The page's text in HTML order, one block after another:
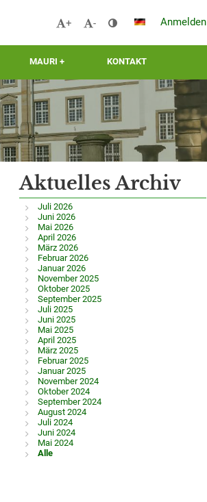
+ - Anmelden
MAURI + KONTAKT
Aktuelles Archiv
Juli 2026
Juni 2026
Mai 2026
April 2026
März 2026
Februar 2026
Januar 2026
November 2025
Oktober 2025
September 2025
Juli 2025
Juni 2025
Mai 2025
April 2025
März 2025
Februar 2025
Januar 2025
November 2024
Oktober 2024
September 2024
August 2024
Juli 2024
Juni 2024
Mai 2024
Alle